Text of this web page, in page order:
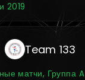
2019
Team 133
матчи, Группа A